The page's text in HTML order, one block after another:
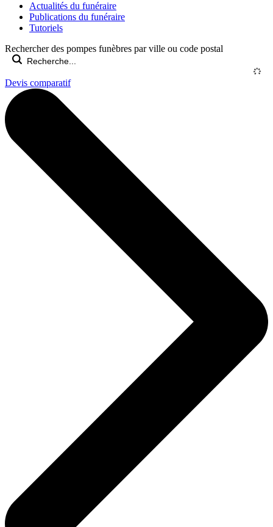
Actualités du funéraire
Publications du funéraire
Tutoriels
Rechercher des pompes funèbres par ville ou code postal
Devis comparatif